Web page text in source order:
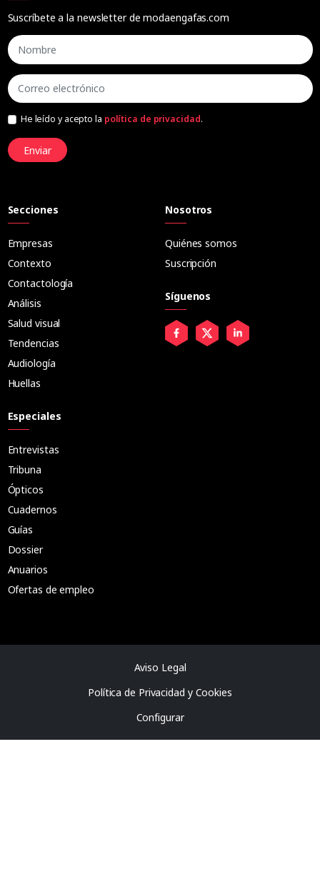
Suscríbete a la newsletter de modaengafas.com
He leído y acepto la política de privacidad.
Enviar
Secciones
Empresas
Contexto
Contactología
Análisis
Salud visual
Tendencias
Audiología
Huellas
Especiales
Entrevistas
Tribuna
Ópticos
Cuadernos
Guías
Dossier
Anuarios
Ofertas de empleo
Nosotros
Quiénes somos
Suscripción
Síguenos
Aviso Legal
Política de Privacidad y Cookies
Configurar